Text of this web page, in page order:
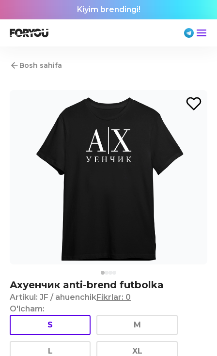
Kiyim brendingi!
Bosh sahifa
Ахуенчик anti-brend futbolka
Artikul: JF / ahuenchikFikrlar: 0
O'lcham:
S
M
L XL